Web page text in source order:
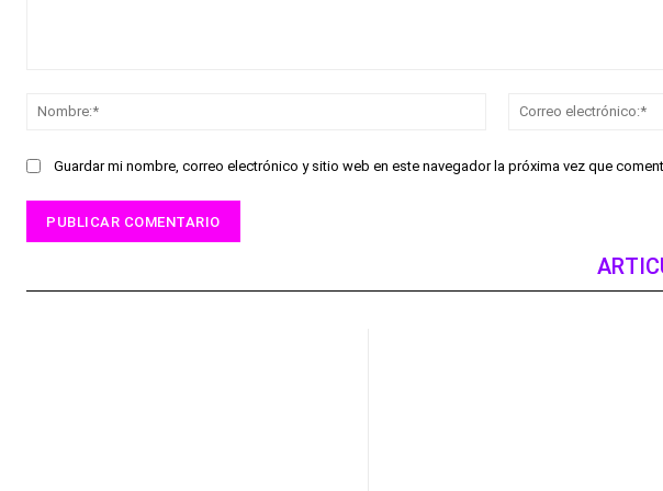
Nombre:*
Guardar mi nombre, correo electrónico y sitio web en este navegador la próxima vez que